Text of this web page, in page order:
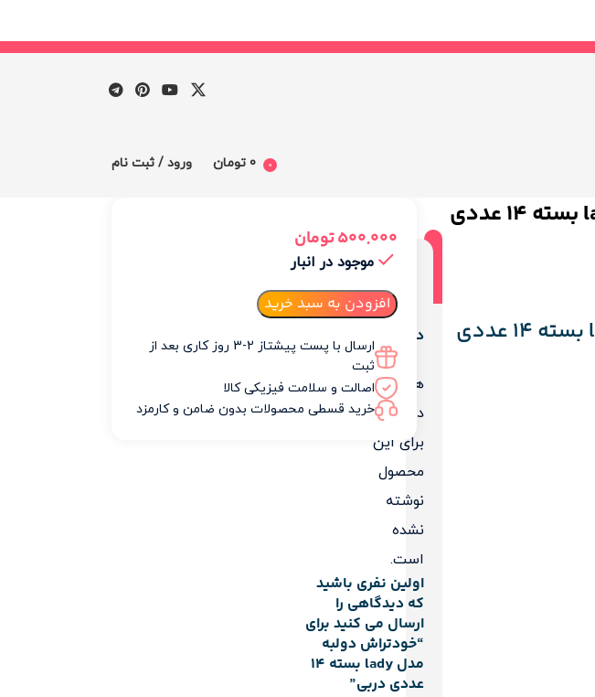
0
0 تومان ورود / ثبت نام
خودتراش دولبه مدل lady بسته 14 عددی
خودتراش دولبه مدل lady بسته 14 عددی
نظرات
دیدگاهها
هیچ
دیدگاهی
برای این
محصول
نوشته
نشده
است.
اولین نفری باشید
که دیدگاهی را
ارسال می کنید برای
“خودتراش دولبه
مدل lady بسته 14
عددی دربی”
500,000تومان
موجود در انبار
افزودن به سبد خرید
ارسال با پست پیشتاز 2-3 روز کاری بعد از
ثبت
اصالت و سلامت فیزیکی کالا
خرید قسطی محصولات بدون ضامن و کارمزد